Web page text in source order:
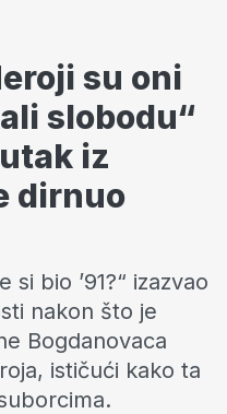
su oni
slobodu“
iz
dirnuo
si bio ’91?“ izazvao
nakon što je
Bogdanovaca
ističući kako ta